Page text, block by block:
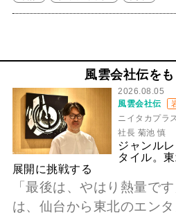
風雲会社伝を
2026.08.05
風雲会社伝
ニイタカプラ
社長 菊池 慎
ジャンル
タイル。
展開に挑戦する
「最後は、やはり熱量で
は、仙台から東北のエン